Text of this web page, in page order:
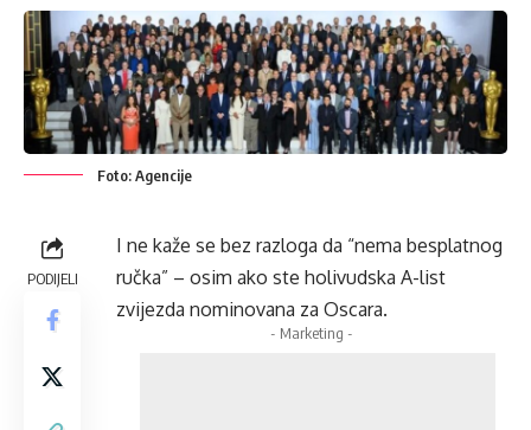
Foto: Agencije
PODIJELI
I ne kaže se bez razloga da “nema besplatnog
ručka” – osim ako ste holivudska A-list
zvijezda nominovana za Oscara.
- Marketing -